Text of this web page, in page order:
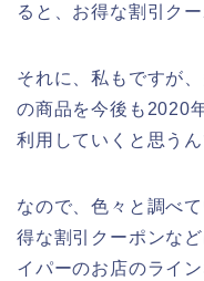
ると、お得な割引ク
それに、私もですが
の商品を今後も2020
利用していくと思う
なので、色々と調べ
得な割引クーポンな
イパーのお店のライ